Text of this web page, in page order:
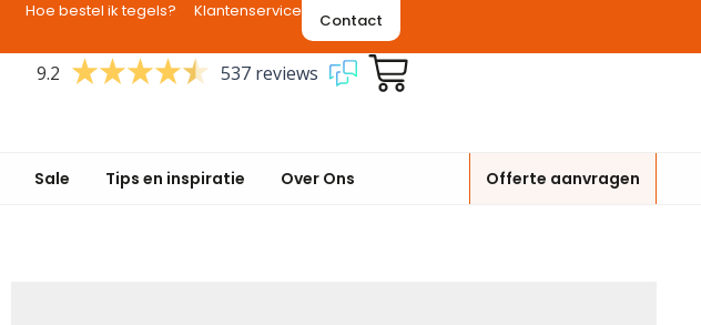
Hoe bestel ik tegels? Klantenservice Contact
9.2 537 reviews
Sale Tips en inspiratie Over Ons Offerte aanvragen